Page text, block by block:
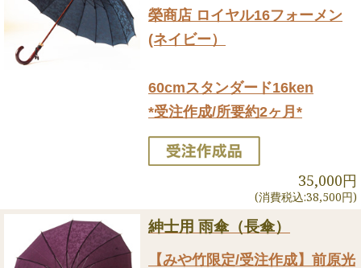
榮商店 ロイヤル16フォーメン
(ネイビー）
60cmスタンダード16ken
*受注作成/所要約2ヶ月*
35,000円
(消費税込:38,500円)
紳士用 雨傘（長傘）
【みや竹限定/受注作成】前原光